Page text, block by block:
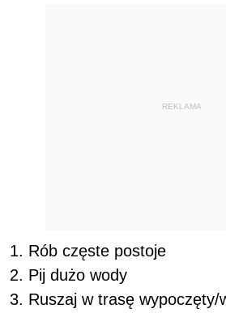
REKLAMA
Rób częste postoje
Pij dużo wody
Ruszaj w trasę wypoczęty/